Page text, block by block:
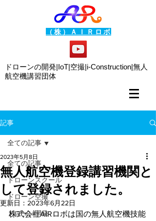
（株）ＡＩＲロボ
ドローンの開発|IoT|空撮|i-Construction|無人
航空機講習団体
記事
全ての記事
ドローンスクール
ドローン空撮
ドローン開発
全ての記事
無人航空機登録講習機関と
して登録されました。
2023年5月8日
更新日： 2023年6月22日
株式会社AIRロボは国の無人航空機技能